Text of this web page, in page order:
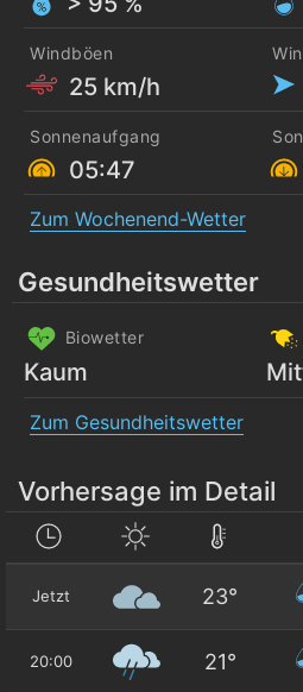
Windböen
25 km/h
Sonnenaufgang
05:47
Zum Wochenend-Wetter
Gesundheitswetter
Biowetter
Kaum
Zum Gesundheitswetter
Vorhersage im Detail
Jetzt 23°
20:00 21°